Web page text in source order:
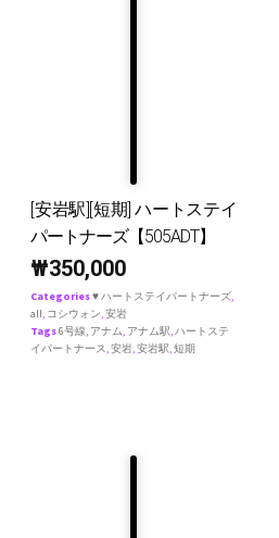
[安岩駅][短期] ハートステイ
パートナーズ【505ADT】
₩350,000
Categories♥ ハートステイパートナーズ,
all, コシウォン,安岩
Tags6号線, アナム, アナム駅,ハートステ
イパートナース,安岩,安岩駅,短期